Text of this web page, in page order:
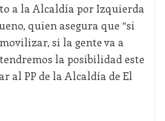
a la Alcaldía por Izquierda
quien asegura que “si
si la gente va a
la posibilidad este
al PP de la Alcaldía de El